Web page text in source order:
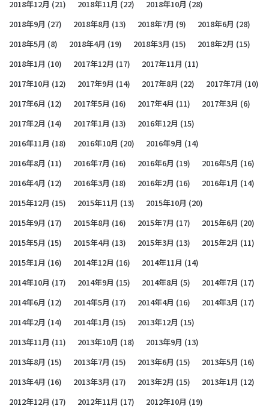
2018年12月 (21) 2018年11月 (22) 2018年10月 (28)
2018年9月 (27) 2018年8月 (13) 2018年7月 (9) 2018年6月 (28)
2018年5月 (8) 2018年4月 (19) 2018年3月 (15) 2018年2月 (15)
2018年1月 (10) 2017年12月 (17) 2017年11月 (11)
2017年10月 (12) 2017年9月 (14) 2017年8月 (22) 2017年7月 (10)
2017年6月 (12) 2017年5月 (16) 2017年4月 (11) 2017年3月 (6)
2017年2月 (14) 2017年1月 (13) 2016年12月 (15)
2016年11月 (18) 2016年10月 (20) 2016年9月 (14)
2016年8月 (11) 2016年7月 (16) 2016年6月 (19) 2016年5月 (16)
2016年4月 (12) 2016年3月 (18) 2016年2月 (16) 2016年1月 (14)
2015年12月 (15) 2015年11月 (13) 2015年10月 (20)
2015年9月 (17) 2015年8月 (16) 2015年7月 (17) 2015年6月 (20)
2015年5月 (15) 2015年4月 (13) 2015年3月 (13) 2015年2月 (11)
2015年1月 (16) 2014年12月 (16) 2014年11月 (14)
2014年10月 (17) 2014年9月 (15) 2014年8月 (5) 2014年7月 (17)
2014年6月 (12) 2014年5月 (17) 2014年4月 (16) 2014年3月 (17)
2014年2月 (14) 2014年1月 (15) 2013年12月 (15)
2013年11月 (11) 2013年10月 (18) 2013年9月 (13)
2013年8月 (15) 2013年7月 (15) 2013年6月 (15) 2013年5月 (16)
2013年4月 (16) 2013年3月 (17) 2013年2月 (15) 2013年1月 (12)
2012年12月 (17) 2012年11月 (17) 2012年10月 (19)